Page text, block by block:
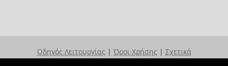
Οδηγός Λειτουργίας | Όροι Χρήσης | Σχετικά